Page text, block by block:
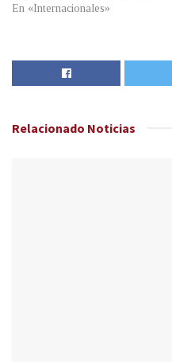
En «Internacionales»
Relacionado Noticias